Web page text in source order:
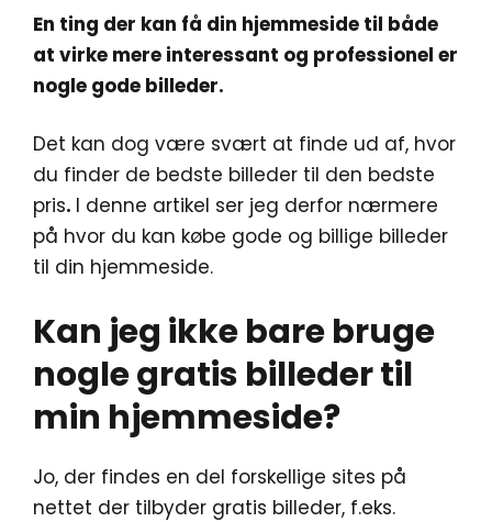
En ting der kan få din hjemmeside til både
at virke mere interessant og professionel er
nogle gode billeder.
Det kan dog være svært at finde ud af, hvor
du finder de bedste billeder til den bedste
pris. I denne artikel ser jeg derfor nærmere
på hvor du kan købe gode og billige billeder
til din hjemmeside.
Kan jeg ikke bare bruge
nogle gratis billeder til
min hjemmeside?
Jo, der findes en del forskellige sites på
nettet der tilbyder gratis billeder, f.eks.